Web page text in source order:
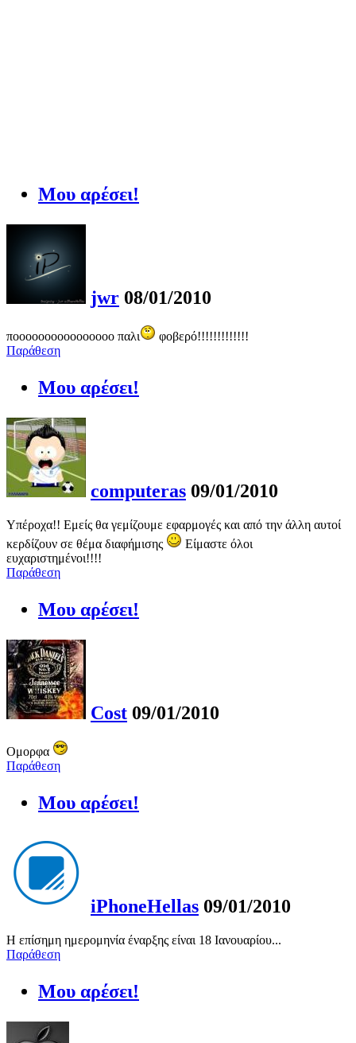
Μου αρέσει!
jwr 08/01/2010
ποοοοοοοοοοοοοοοο παλι
φοβερό!!!!!!!!!!!!!
Παράθεση
Μου αρέσει!
computeras 09/01/2010
Υπέροχα!! Εμείς θα γεμίζουμε εφαρμογές και από την άλλη αυτοί
κερδίζουν σε θέμα διαφήμισης
Είμαστε όλοι
ευχαριστημένοι!!!!
Παράθεση
Μου αρέσει!
Cost 09/01/2010
Ομορφα
Παράθεση
Μου αρέσει!
iPhoneHellas 09/01/2010
Η επίσημη ημερομηνία έναρξης είναι 18 Ιανουαρίου...
Παράθεση
Μου αρέσει!